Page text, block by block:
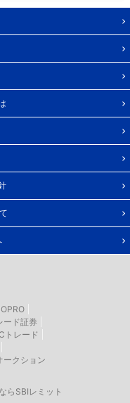
ード証券
トレード
クション
らSBIレミット